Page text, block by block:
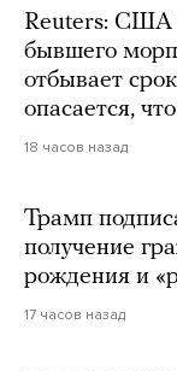
Reuters: США
бывшего
отбывает
опасается,
18 часов назад
Трамп
получение
рождения и
17 часов назад